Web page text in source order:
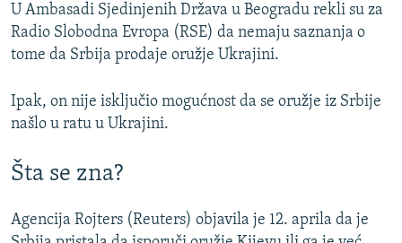
U Ambasadi Sjedinjenih Država u Beogradu rekli su za
Radio Slobodna Evropa (RSE) da nemaju saznanja o
tome da Srbija prodaje oružje Ukrajini.
Ipak, on nije isključio mogućnost da se oružje iz Srbije
našlo u ratu u Ukrajini.
Šta se zna?
Agencija Rojters (Reuters) objavila je 12. aprila da je